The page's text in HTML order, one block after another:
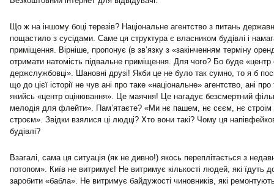
Що ж на іншому боці терезів? Національне агентство з питань
пощастило з сусідами. Саме ця структура є власником будівлі і
приміщення. Вірніше, пропонує (в зв’язку з «закінченням терміну
отримати натомість підвальне приміщення. Для чого? Бо буде «центр
держслужбовці». Шановні друзі! Якби це не було так сумно, то я б
що до цієї історії не чув ані про таке «національне» агентство, ані
якийсь «центр оцінювання». Це маячня! Це нагадує безсмертний
мелодія для флейти». Пам’ятаєте? «Ми нє пашем, нє сєєм, нє
строєм». Звідки взялися ці людці? Хто вони такі? Чому ця
будівлі?
Взагалі, сама ця ситуація (як не дивно!) якось переплітається з
потопом». Київ не витримує! Не витримує кількості людей, які їдуть
заробити «бабла». Не витримує байдужості чиновників, які